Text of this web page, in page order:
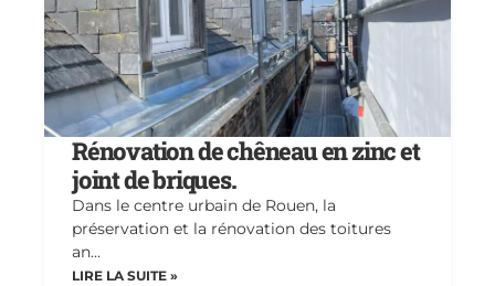
Rénovation de chêneau en zinc et
joint de briques.
Dans le centre urbain de Rouen, la
préservation et la rénovation des toitures
an…
LIRE LA SUITE »